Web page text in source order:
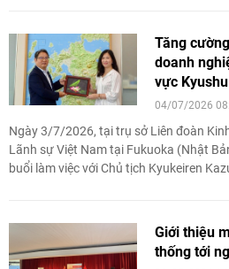
Tăng
doanh
vực Kyushu
04/07/2026
Ngày 3/7/2026, tại trụ sở Liên đoàn
Lãnh sự Việt Nam tại Fukuoka (Nhật
buổi làm việc với Chủ tịch Kyukeiren
Giới thiệu
thống tới